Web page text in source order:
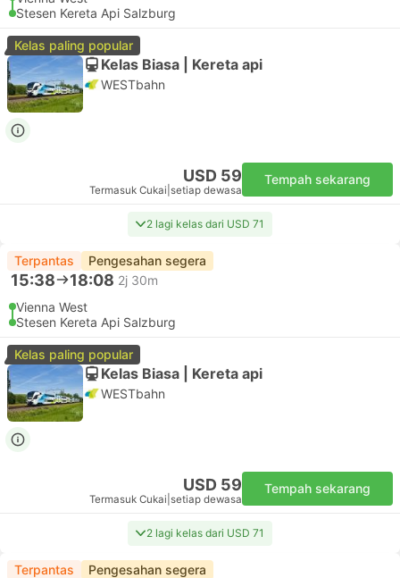
Stesen Kereta Api Salzburg
Kelas paling popular
Kelas Biasa | Kereta api
WESTbahn
USD 59
Termasuk Cukai setiap dewasa
Tempah sekarang
2 lagi kelas dari USD 71
Terpantas Pengesahan segera
15:38 18:08 2j 30m
Vienna West
Stesen Kereta Api Salzburg
Kelas paling popular
Kelas Biasa | Kereta api
WESTbahn
USD 59
Termasuk Cukai setiap dewasa
Tempah sekarang
2 lagi kelas dari USD 71
Terpantas Pengesahan segera